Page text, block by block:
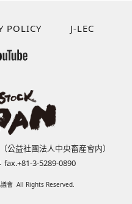
POLICY J-LEC
公益社團法人中央畜産會内）
3-5289-0890
會 All Rights Reserved.